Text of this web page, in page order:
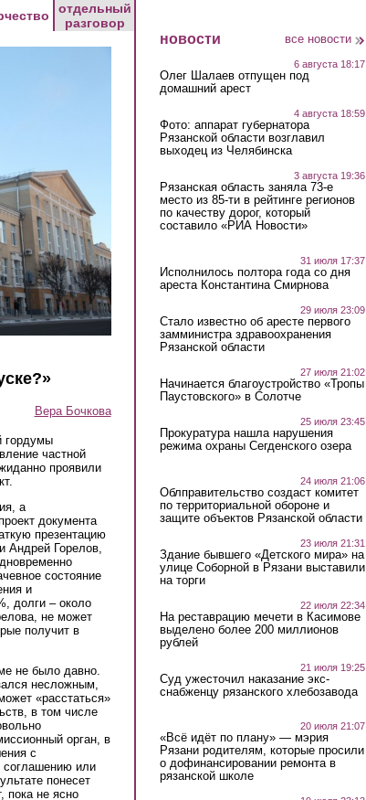
отдельный
разговор
Вера Бочкова
гордумы
частной
проявили
а
документа
презентацию
Андрей Горелов,
состояние
и
долги – около
не может
получит в
не было давно.
несложным,
«расстаться»
в том числе
орган, в
с
соглашению или
понесет
пока не ясно
новости все новости
6 августа 18:17
Олег Шалаев отпущен под
домашний арест
4 августа 18:59
Фото: аппарат губернатора
Рязанской области возглавил
выходец из Челябинска
3 августа 19:36
Рязанская область заняла 73-е
место из 85-ти в рейтинге регионов
по качеству дорог, который
составило «РИА Новости»
31 июля 17:37
Исполнилось полтора года со дня
ареста Константина Смирнова
29 июля 23:09
Стало известно об аресте первого
замминистра здравоохранения
Рязанской области
27 июля 21:02
Начинается благоустройство «Тропы
Паустовского» в Солотче
25 июля 23:45
Прокуратура нашла нарушения
режима охраны Сегденского озера
24 июля 21:06
Облправительство создаст комитет
по территориальной обороне и
защите объектов Рязанской области
23 июля 21:31
Здание бывшего «Детского мира» на
улице Соборной в Рязани выставили
на торги
22 июля 22:34
На реставрацию мечети в Касимове
выделено более 200 миллионов
рублей
21 июля 19:25
Суд ужесточил наказание экс-
снабженцу рязанского хлебозавода
20 июля 21:07
«Всё идёт по плану» — мэрия
Рязани родителям, которые просили
о дофинансировании ремонта в
рязанской школе